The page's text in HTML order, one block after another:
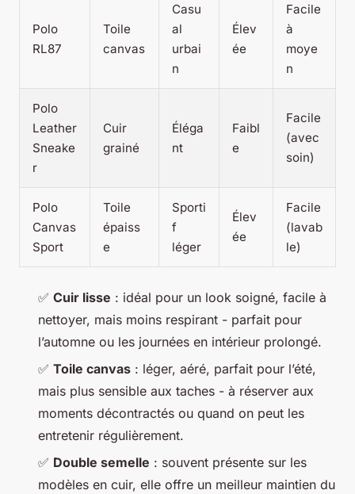
Polo
RL87
Toile
canvas
Casu
al
urbai
n
Élev
ée
Facile
à
moye
n
Polo
Leather
Sneake
r
Cuir
grainé
Éléga
nt
Faibl
e
Facile
(avec
soin)
Polo
Canvas
Sport
Toile
épaiss
e
Sporti
f
léger
Élev
ée
Facile
(lavab
le)
✅ Cuir lisse : idéal pour un look soigné, facile à
nettoyer, mais moins respirant - parfait pour
l’automne ou les journées en intérieur prolongé.
✅ Toile canvas : léger, aéré, parfait pour l’été,
mais plus sensible aux taches - à réserver aux
moments décontractés ou quand on peut les
entretenir régulièrement.
✅ Double semelle : souvent présente sur les
modèles en cuir, elle offre un meilleur maintien du